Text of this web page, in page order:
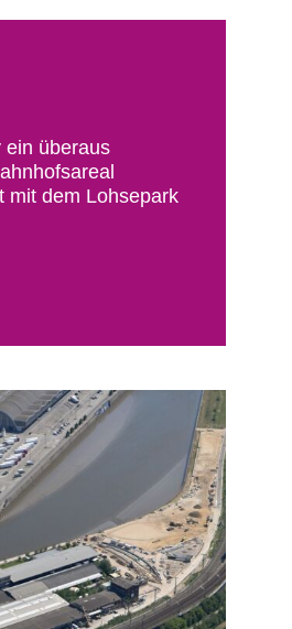
ein überaus
mit dem Lohsepark